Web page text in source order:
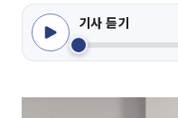
기사 듣기